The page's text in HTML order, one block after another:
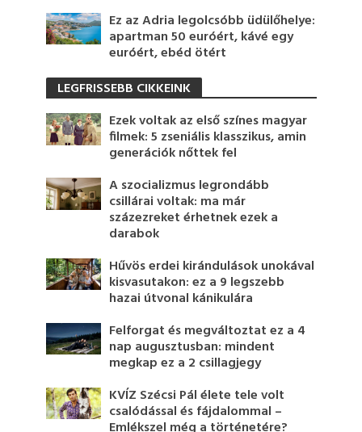
Ez az Adria legolcsóbb üdülőhelye:
apartman 50 euróért, kávé egy
euróért, ebéd ötért
LEGFRISSEBB CIKKEINK
Ezek voltak az első színes magyar
filmek: 5 zseniális klasszikus, amin
generációk nőttek fel
A szocializmus legrondább
csillárai voltak: ma már
százezreket érhetnek ezek a
darabok
Hűvös erdei kirándulások unokával
kisvasutakon: ez a 9 legszebb
hazai útvonal kánikulára
Felforgat és megváltoztat ez a 4
nap augusztusban: mindent
megkap ez a 2 csillagjegy
KVÍZ Szécsi Pál élete tele volt
csalódással és fájdalommal –
Emlékszel még a történetére?